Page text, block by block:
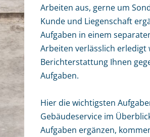
Arbeiten aus, gerne um
Kunde und Liegenschaft
Aufgaben in einem
Arbeiten verlässlich
Berichterstattung Ihnen
Aufgaben.
Hier die wichtigsten
Gebäudeservice im
Aufgaben ergänzen,